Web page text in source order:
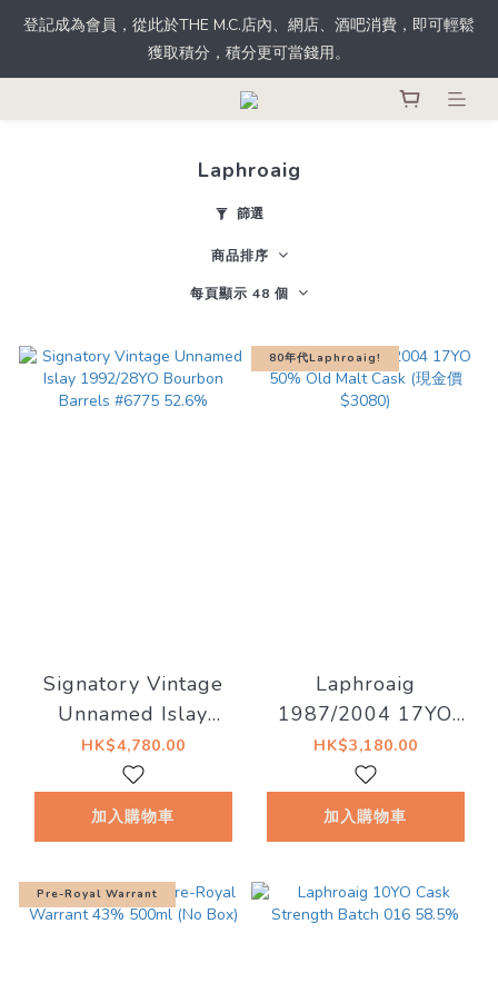
根據香港法律，不得於業務過程中，向未成年人士售賣或供應令人
醺醉的酒類。
登記成為會員，從此於THE M.C.店內、網店、酒吧消費，即可輕鬆
獲取積分，積分更可當錢用。
根據香港法律，不得於業務過程中，向未成年人士售賣或供應令人
Laphroaig
篩選
商品排序
每頁顯示 48 個
Signatory Vintage
Unnamed Islay
1992/28YO Bourbon
Barrels #6775
52.6%
HK$4,780.00
加入購物車
80年代Laphroaig!
Laphroaig
1987/2004 17YO
50% Old Malt Cask
(現金價 $3080)
HK$3,180.00
加入購物車
Pre-Royal Warrant